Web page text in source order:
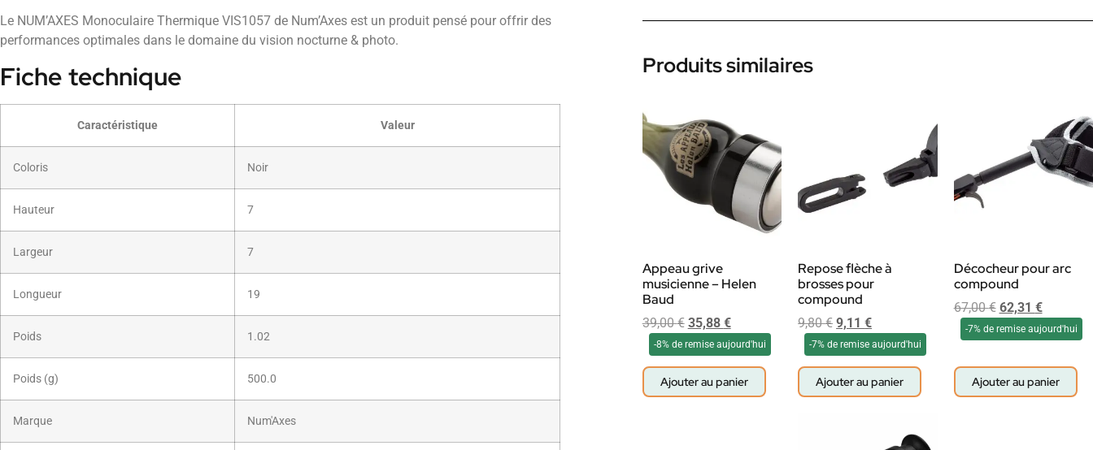
Le NUM’AXES Monoculaire Thermique VIS1057 de Num’Axes est un produit pensé pour offrir des
performances optimales dans le domaine du vision nocturne & photo.
Fiche technique
Caractéristique Valeur
Coloris Noir
Hauteur 7
Largeur 7
Longueur 19
Poids 1.02
Poids (g) 500.0
Marque Num'Axes
Produits similaires
Appeau grive
musicienne – Helen
Baud
39,00€ 35,88 €
-8% de remise aujourd'hui
Ajouter au panier
Repose flèche à
brosses pour
compound
9,80€ 9,11€
-7% de remise aujourd'hui
Ajouter au panier
Décocheur pour arc
compound
67,00€ 62,31 €
-7% de remise aujourd'hui
Ajouter au panier